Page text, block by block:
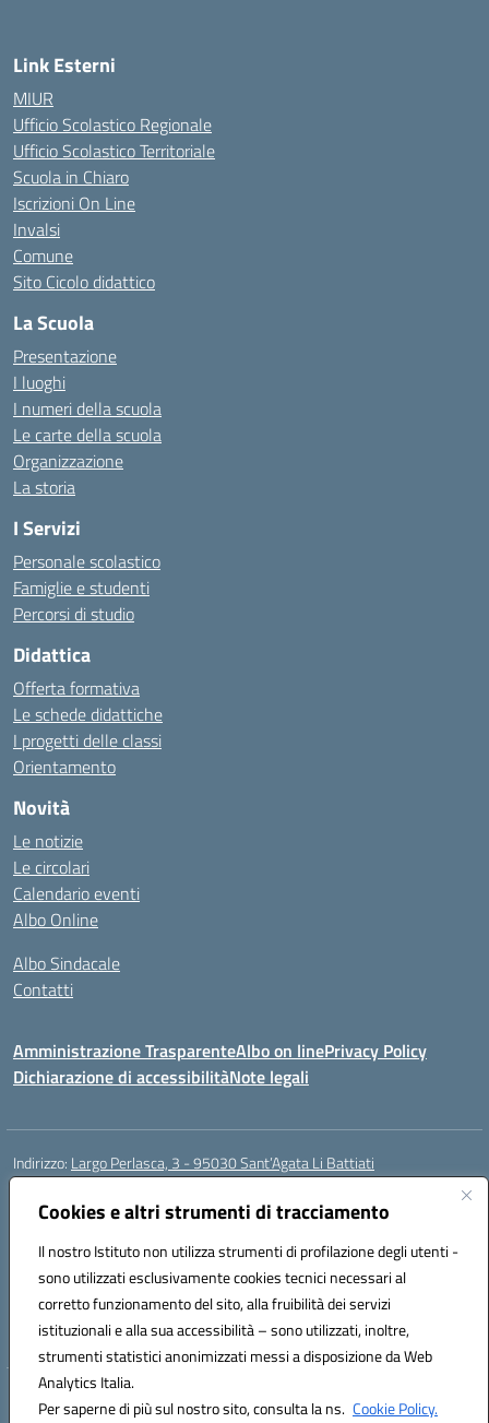
Cookies e altri strumenti di tracciamento
Il nostro Istituto non utilizza strumenti di profilazione degli utenti -
sono utilizzati esclusivamente cookies tecnici necessari al
corretto funzionamento del sito, alla fruibilità dei servizi
istituzionali e alla sua accessibilità – sono utilizzati, inoltre,
strumenti statistici anonimizzati messi a disposizione da Web
Analytics Italia.
Per saperne di più sul nostro sito, consulta la ns. Cookie Policy.
Link Esterni
MIUR
Ufficio Scolastico Regionale
Ufficio Scolastico Territoriale
Scuola in Chiaro
Iscrizioni On Line
Invalsi
Comune
Sito Cicolo didattico
La Scuola
Presentazione
I luoghi
I numeri della scuola
Le carte della scuola
Organizzazione
La storia
I Servizi
Personale scolastico
Famiglie e studenti
Percorsi di studio
Didattica
Offerta formativa
Le schede didattiche
I progetti delle classi
Orientamento
Novità
Le notizie
Le circolari
Calendario eventi
Albo Online
Albo Sindacale
Contatti
Amministrazione TrasparenteAlbo on linePrivacy Policy
Dichiarazione di accessibilitàNote legali
Indirizzo: Largo Perlasca, 3 - 95030 Sant’Agata Li Battiati
Centralino:
ctic8bl002@istruzione.it
Posta elettronica certificata (PEC):ctic8bl002@pec.istruzione.it
Codice fiscale: 93253680875
Codice meccanografico:CTIC8BL002
Codice Indice delle Pubbliche Amministrazioni (IPA): 7UKG69R2
Codice unico di fatturazione (CUF): F8M4AH
Hosting & Powered by 3D Solution S.r.l.